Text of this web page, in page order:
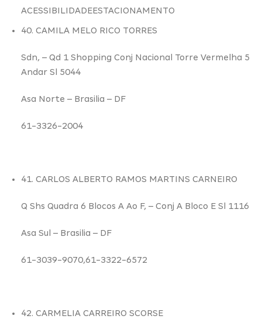
ACESSIBILIDADEESTACIONAMENTO
40. CAMILA MELO RICO TORRES
Sdn, – Qd 1 Shopping Conj Nacional Torre Vermelha 5
Andar Sl 5044
Asa Norte – Brasilia – DF
61-3326-2004
41. CARLOS ALBERTO RAMOS MARTINS CARNEIRO
Q Shs Quadra 6 Blocos A Ao F, – Conj A Bloco E Sl 1116
Asa Sul – Brasilia – DF
61-3039-9070,61-3322-6572
42. CARMELIA CARREIRO SCORSE